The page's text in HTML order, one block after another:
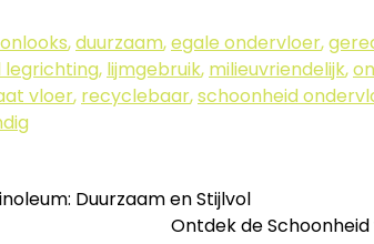
,duurzaam,egale ondervloer,
legrichting, lijmgebruik, milieuvriendelijk,
vloer, recyclebaar,schoonheid
Duurzaam en Stijlvol
Ontdek de